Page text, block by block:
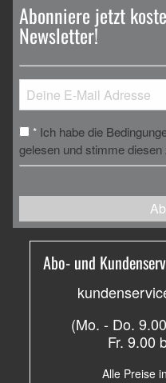
Abonniere jetzt
Newsletter!
* Ich habe die
gelesen und stimme diesen
Abo- und
(Mo. - Do.
Fr. 9.00
Alle Preise